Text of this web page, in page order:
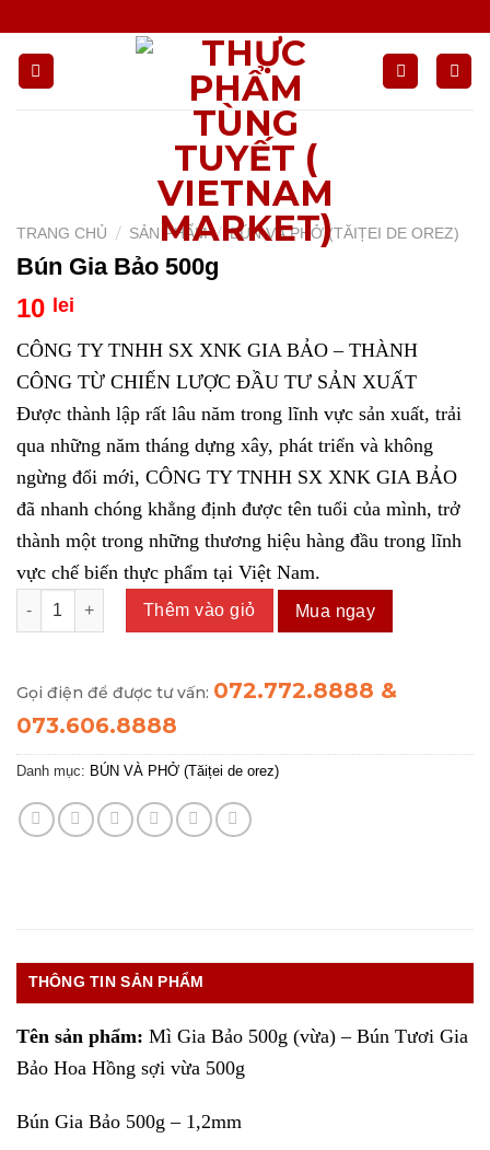
dung
TRANG CHỦ / SẢN PHẨM / BÚN VÀ PHỞ (TĂIȚEI DE OREZ)
Bún Gia Bảo 500g
10 lei
CÔNG TY TNHH SX XNK GIA BẢO – THÀNH
CÔNG TỪ CHIẾN LƯỢC ĐẦU TƯ SẢN XUẤT
Được thành lập rất lâu năm trong lĩnh vực sản xuất, trải
qua những năm tháng dựng xây, phát triển và không
ngừng đổi mới, CÔNG TY TNHH SX XNK GIA BẢO
đã nhanh chóng khẳng định được tên tuổi của mình, trở
thành một trong những thương hiệu hàng đầu trong lĩnh
vực chế biến thực phẩm tại Việt Nam.
Bún Gia Bảo 500g số lượng
Thêm vào giỏ Mua ngay
Gọi điện để được tư vấn: 072.772.8888 &
073.606.8888
Danh mục: BÚN VÀ PHỞ (Tăiței de orez)
THÔNG TIN SẢN PHẨM
Tên sản phẩm: Mì Gia Bảo 500g (vừa) – Bún Tươi Gia
Bảo Hoa Hồng sợi vừa 500g
Bún Gia Bảo 500g – 1,2mm